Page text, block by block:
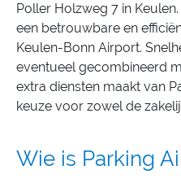
Poller Holzweg 7 in
een betrouwbare en
Keulen-Bonn Airport.
eventueel gecombineerd
extra diensten maakt van
keuze voor zowel de
Wie is Parking